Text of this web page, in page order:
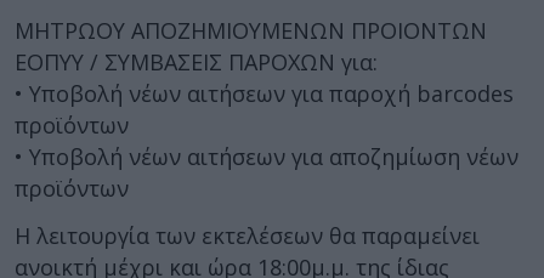
ΜΗΤΡΩΟΥ ΑΠΟΖΗΜΙΟΥΜΕΝΩΝ ΠΡΟΙΟΝΤΩΝ
ΕΟΠΥΥ / ΣΥΜΒΑΣΕΙΣ ΠΑΡΟΧΩΝ για:
• Υποβολή νέων αιτήσεων για παροχή barcodes
προϊόντων
• Υποβολή νέων αιτήσεων για αποζημίωση νέων
προϊόντων
Η λειτουργία των εκτελέσεων θα παραμείνει
ανοικτή μέχρι και ώρα 18:00μ.μ. της ίδιας